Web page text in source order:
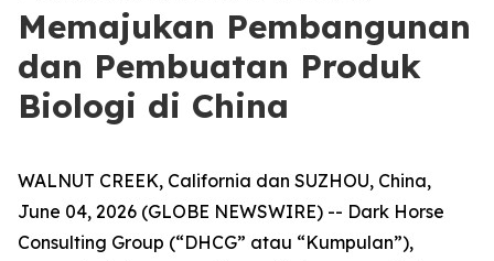
Memajukan Pembangunan
dan Pembuatan Produk
Biologi di China
WALNUT CREEK, California dan SUZHOU, China,
June 04, 2026 (GLOBE NEWSWIRE) -- Dark Horse
Consulting Group (“DHCG” atau “Kumpulan”),